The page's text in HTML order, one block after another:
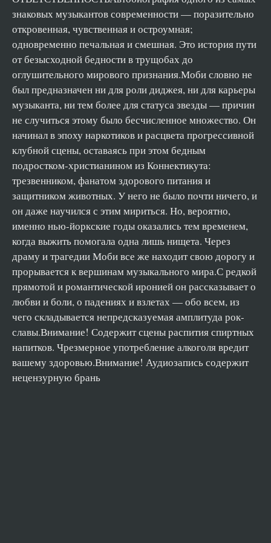
Саундтрек моей жизни 33
Саундтрек моей жизни 34
Саундтрек моей жизни 35
Саундтрек моей жизни 37
Саундтрек моей жизни 38
Саундтрек моей жизни 39
Саундтрек моей жизни 40
Саундтрек моей жизни 41
Саундтрек моей жизни 42
Саундтрек моей жизни 43
Саундтрек моей жизни 44
Саундтрек моей жизни 45
Саундтрек моей жизни 46
Саундтрек моей жизни 47
Саундтрек моей жизни 48
Саундтрек моей жизни 49
Саундтрек моей жизни 50
Саундтрек моей жизни 51
Саундтрек моей жизни 52
знаковых музыкантов современности — поразительно
откровенная, чувственная и остроумная;
одновременно печальная и смешная. Это история пути
от безысходной бедности в трущобах до
оглушительного мирового признания.Моби словно не
был предназначен ни для роли диджея, ни для карьеры
музыканта, ни тем более для статуса звезды — причин
не случиться этому было бесчисленное множество. Он
начинал в эпоху наркотиков и расцвета прогрессивной
клубной сцены, оставаясь при этом бедным
подростком-христианином из Коннектикута:
трезвенником, фанатом здорового питания и
защитником животных. У него не было почти ничего, и
он даже научился с этим мириться. Но, вероятно,
именно нью-йоркские годы оказались тем временем,
когда выжить помогала одна лишь нищета. Через
драму и трагедии Моби все же находит свою дорогу и
прорывается к вершинам музыкального мира.С редкой
прямотой и романтической иронией он рассказывает о
любви и боли, о падениях и взлетах — обо всем, из
чего складывается непредсказуемая амплитуда рок-
славы.Внимание! Содержит сцены распития спиртных
напитков. Чрезмерное употребление алкоголя вредит
вашему здоровью.Внимание! Аудиозапись содержит
нецензурную брань